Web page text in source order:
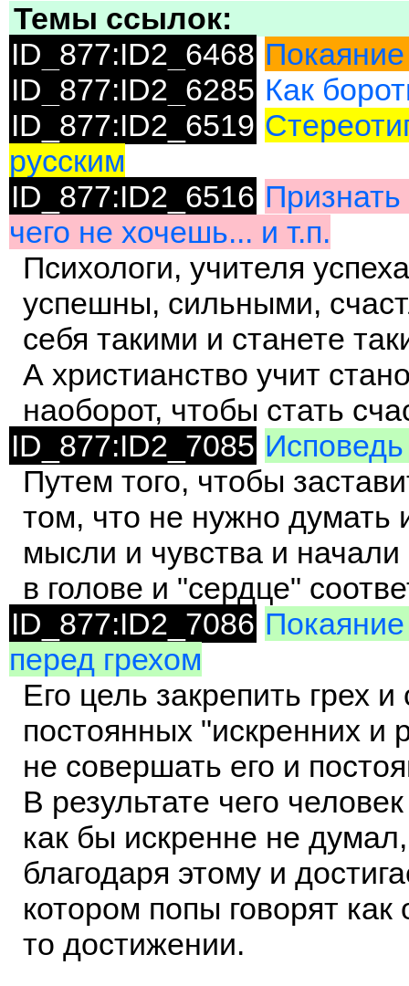
Темы ссылок:
ID_877:ID2_6468 Покаяние
ID_877:ID2_6285 Как
ID_877:ID2_6519
русским
ID_877:ID2_6516 Признать
чего не хочешь... и т.п.
Психологи, учителя
успешны, сильными,
себя такими и станете
А христианство учит
наоборот, чтобы стать
ID_877:ID2_7085 Исповедь
Путем того, чтобы
том, что не нужно думать
мысли и чувства и
в голове и "сердце"
ID_877:ID2_7086
перед грехом
Его цель закрепить грех
постоянных "искренних
не совершать его и
В результате чего
как бы искренне не
благодаря этому и
котором попы говорят
то достижении.